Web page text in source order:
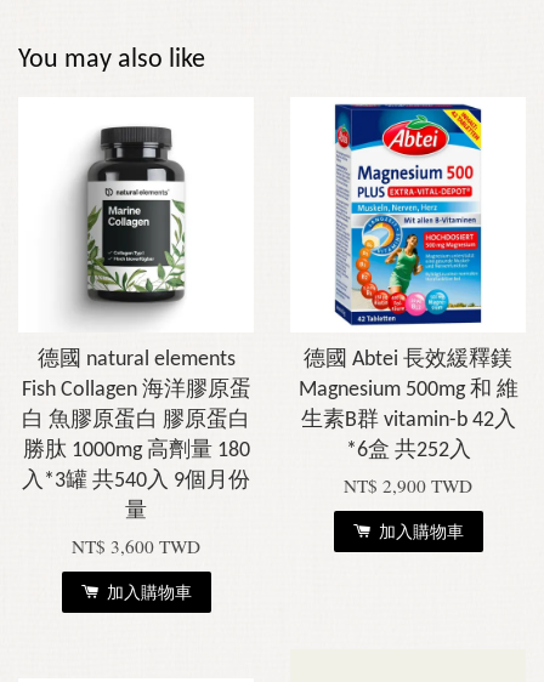
You may also like
德國 natural elements
Fish Collagen 海洋膠原蛋
白 魚膠原蛋白 膠原蛋白
勝肽 1000mg 高劑量 180
入*3罐 共540入 9個月份
量
NT$ 3,600 TWD
加入購物車
德國 Abtei 長效緩釋鎂
Magnesium 500mg 和 維
生素B群 vitamin-b 42入
*6盒 共252入
NT$ 2,900 TWD
加入購物車